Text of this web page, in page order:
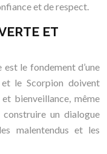
et de respect.
ET
le fondement d’une
le Scorpion doivent
bienveillance, même
un dialogue
malentendus et les